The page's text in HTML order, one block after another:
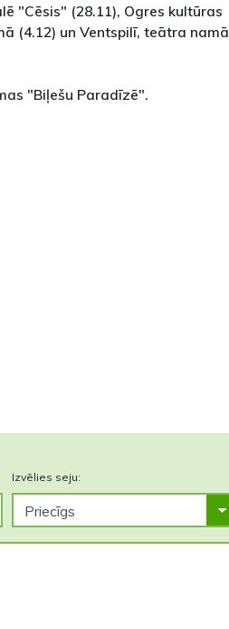
"Cēsis" (28.11), Ogres kultūras
(4.12) un Ventspilī, teātra namā
"Biļešu Paradīzē".
Izvēlies seju: